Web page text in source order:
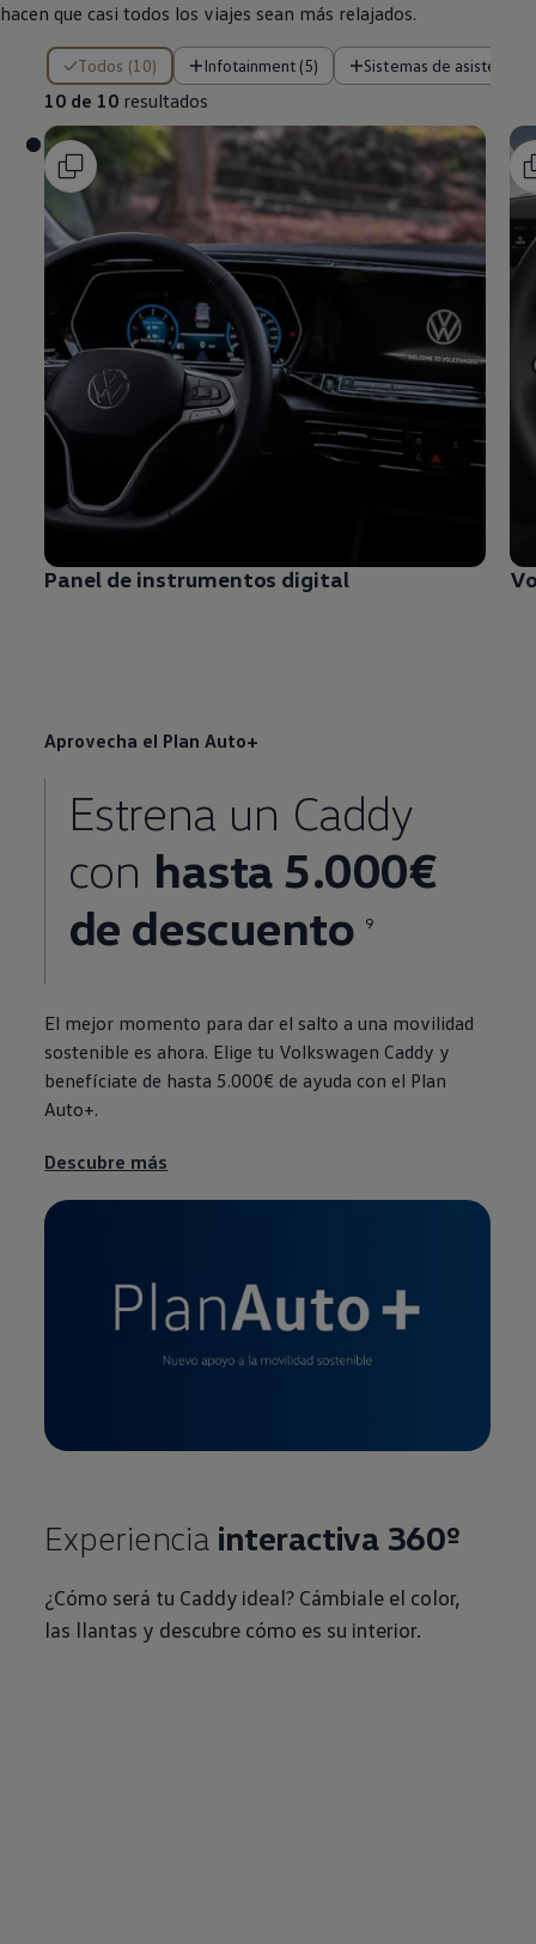
hacen que casi todos los viajes sean más relajados.
Todos (10) Infotainment (5) Sistemas de asistencia
10 de 10 resultados
10 de 10 resultados
Panel de instrumentos digital
Aprovecha el Plan Auto+
Estrena un Caddy
con hasta 5.000€
de descuento
9
El mejor momento para dar el salto a una movilidad
sostenible es ahora. Elige tu Volkswagen Caddy y
benefíciate de hasta 5.000€ de ayuda con el Plan
Auto+.
Descubre más
Experiencia interactiva 360º
¿Cómo será tu Caddy ideal? Cámbiale el color,
las llantas y descubre cómo es su interior.